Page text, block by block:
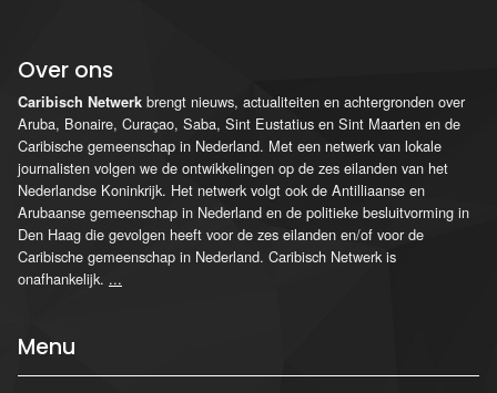
Over ons
Caribisch Netwerk brengt nieuws, actualiteiten en achtergronden over
Aruba, Bonaire, Curaçao, Saba, Sint Eustatius en Sint Maarten en de
Caribische gemeenschap in Nederland. Met een netwerk van lokale
journalisten volgen we de ontwikkelingen op de zes eilanden van het
Nederlandse Koninkrijk. Het netwerk volgt ook de Antilliaanse en
Arubaanse gemeenschap in Nederland en de politieke besluitvorming in
Den Haag die gevolgen heeft voor de zes eilanden en/of voor de
Caribische gemeenschap in Nederland. Caribisch Netwerk is
onafhankelijk. ...
Menu